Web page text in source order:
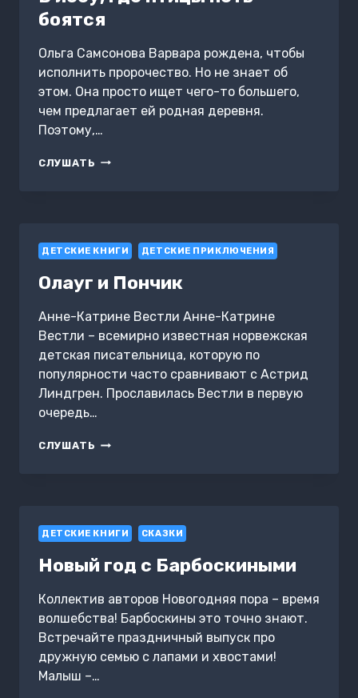
боятся
Ольга Самсонова Варвара рождена, чтобы
исполнить пророчество. Но не знает об
этом. Она просто ищет чего-то большего,
чем предлагает ей родная деревня.
Поэтому,…
СЛУШАТЬ В
ДЕТСКИЕ КНИГИ ДЕТСКИЕ ПРИКЛЮЧЕНИЯ
Олауг и Пончик
Анне-Катрине Вестли Анне-Катрине
Вестли – всемирно известная норвежская
детская писательница, которую по
популярности часто сравнивают с Астрид
Линдгрен. Прославилась Вестли в первую
очередь…
СЛУШАТЬ ОЛАУГ
ДЕТСКИЕ КНИГИ СКАЗКИ
Новый год с Барбоскиными
Коллектив авторов Новогодняя пора – время
волшебства! Барбоскины это точно знают.
Встречайте праздничный выпуск про
дружную семью с лапами и хвостами!
Малыш –…